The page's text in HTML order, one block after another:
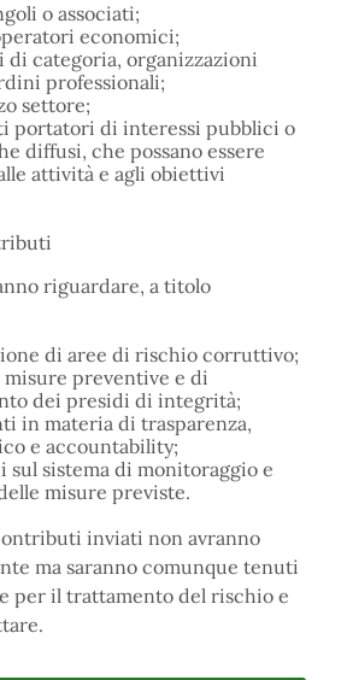
o associati;
economici;
di categoria, organizzazioni
professionali;
settore;
portatori di interessi pubblici o
diffusi, che possano essere
attività e agli obiettivi
riguardare, a titolo
di aree di rischio corruttivo;
preventive e di
dei presidi di integrità;
in materia di trasparenza,
e accountability;
sul sistema di monitoraggio e
misure previste.
inviati non avranno
ma saranno comunque tenuti
per il trattamento del rischio e